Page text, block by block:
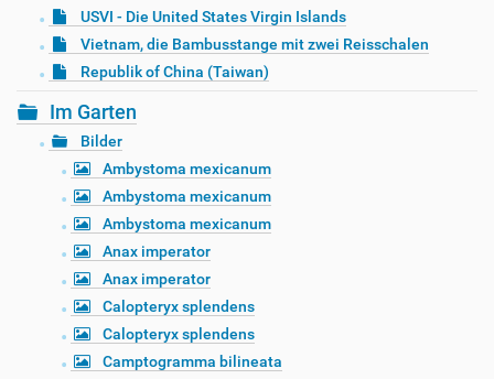
USVI - Die United States Virgin Islands
Vietnam, die Bambusstange mit zwei Reisschalen
Republik of China (Taiwan)
Im Garten
Bilder
Ambystoma mexicanum
Ambystoma mexicanum
Ambystoma mexicanum
Anax imperator
Anax imperator
Calopteryx splendens
Calopteryx splendens
Camptogramma bilineata